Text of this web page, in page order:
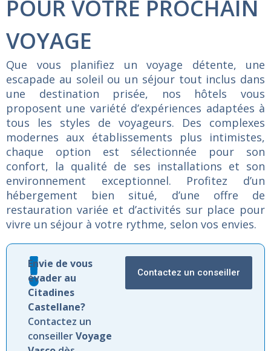
POUR VOTRE PROCHAIN
VOYAGE
Que vous planifiez un voyage détente, une
escapade au soleil ou un séjour tout inclus dans
une destination prisée, nos hôtelsvous
proposent une variété d’expériences adaptées à
tous les styles de voyageurs. Des complexes
modernes aux établissements plus intimistes,
chaque option est sélectionnée pour son
confort, la qualité de ses installations et son
environnement exceptionnel. Profitez d’un
hébergement bien situé, d’une offre de
restauration variée et d’activités sur place pour
vivre un séjour à votre rythme, selon vos envies.
Envie de vous
évader au
Citadines
Castellane?
Contactez un
conseillerVoyage
Contactez un conseiller